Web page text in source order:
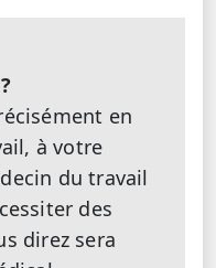
en
à votre
du travail
des
direz sera